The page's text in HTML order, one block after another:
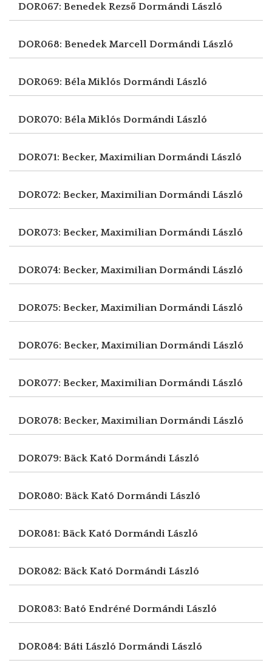
DOR067: Benedek Rezső Dormándi László
DOR068: Benedek Marcell Dormándi László
DOR069: Béla Miklós Dormándi László
DOR070: Béla Miklós Dormándi László
DOR071: Becker, MaximilianDormándi László
DOR072: Becker, MaximilianDormándi László
DOR073: Becker, MaximilianDormándi László
DOR074: Becker, MaximilianDormándi László
DOR075: Becker, MaximilianDormándi László
DOR076: Becker, MaximilianDormándi László
DOR077: Becker, MaximilianDormándi László
DOR078: Becker, MaximilianDormándi László
DOR079: Bäck Kató Dormándi László
DOR080: Bäck Kató Dormándi László
DOR081: Bäck Kató Dormándi László
DOR082: Bäck Kató Dormándi László
DOR083: Bató Endréné Dormándi László
DOR084: Báti László Dormándi László